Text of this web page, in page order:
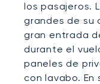
los pasajeros.
grandes de su
gran entrada
durante el
paneles de
con lavabo.